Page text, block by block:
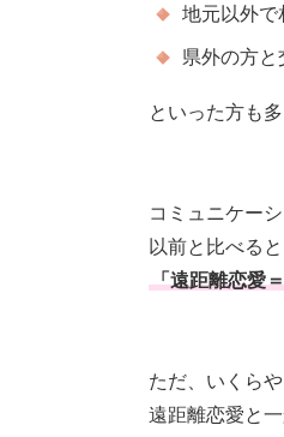
地元以外で
県外の方と
といった方も
コミュニケー
以前と比べると
「遠距離恋愛
ただ、いくら
遠距離恋愛と